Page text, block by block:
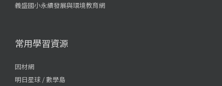
義盛國小永續發展與環境教育網
常用學習資源
因材網
明日星球 / 數學島